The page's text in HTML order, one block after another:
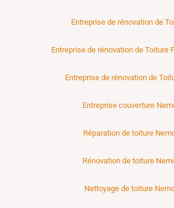
Entreprise de rénovation de
Entreprise de rénovation de Toiture
Entreprise de rénovation de
Entreprise couverture
Réparation de toiture
Rénovation de toiture
Nettoyage de toiture